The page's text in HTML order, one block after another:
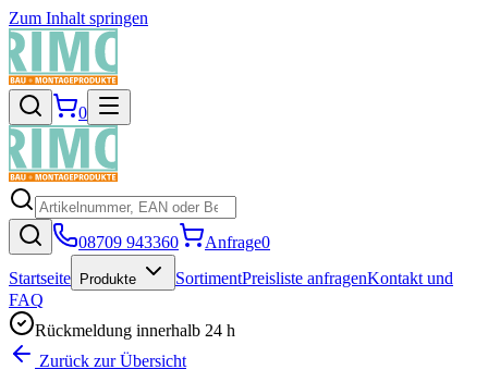
Zum Inhalt springen
0
08709 943360 Anfrage0
Startseite
Produkte SortimentPreisliste anfragenKontakt und
FAQ
Rückmeldung innerhalb 24 h
Zurück zur Übersicht